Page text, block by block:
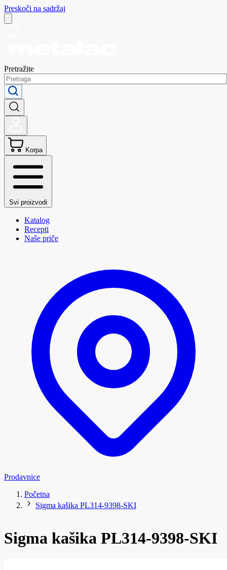
Preskoči na sadržaj
Pretražite
Korpa
Svi proizvodi
Katalog
Recepti
Naše priče
Prodavnice
Početna
Sigma kašika PL314-9398-SKI
Sigma kašika PL314-9398-SKI